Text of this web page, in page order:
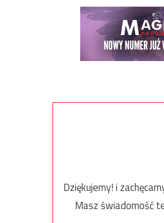
Dziękujemy! i
Masz świadomość